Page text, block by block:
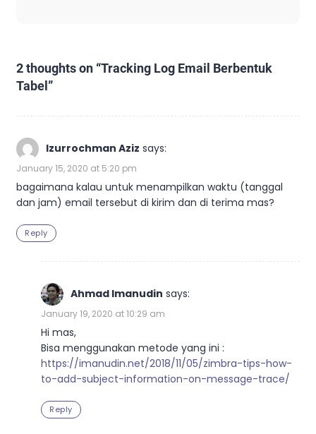
2 thoughts on “Tracking Log Email Berbentuk
Tabel”
Izurrochman Aziz says:
January 15, 2020 at 5:20 pm
bagaimana kalau untuk menampilkan waktu (tanggal
dan jam) email tersebut di kirim dan di terima mas?
Reply
Ahmad Imanudin says:
January 19, 2020 at 10:29 am
Hi mas,
Bisa menggunakan metode yang ini :
https://imanudin.net/2018/11/05/zimbra-tips-how-
to-add-subject-information-on-message-trace/
Reply